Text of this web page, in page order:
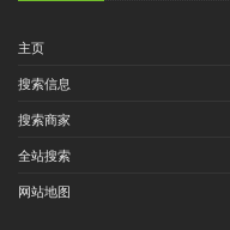
主页
搜索信息
搜索商家
全站搜索
网站地图